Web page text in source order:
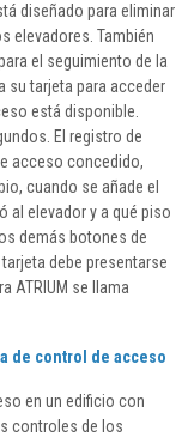
diseñado para eliminar
elevadores. También
el seguimiento de la
su tarjeta para acceder
está disponible.
El registro de
acceso concedido,
cuando se añade el
al elevador y a qué piso
demás botones de
debe presentarse
ATRIUM se llama
de control de acceso
en un edificio con
controles de los